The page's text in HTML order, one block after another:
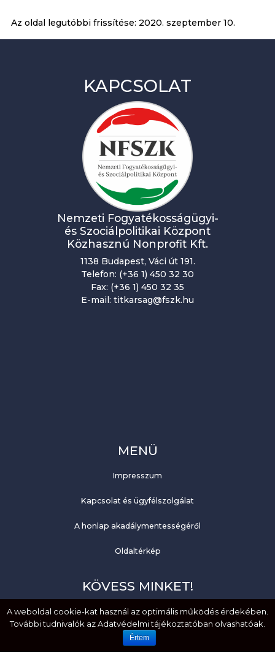
Az oldal legutóbbi frissítése: 2020. szeptember 10.
KAPCSOLAT
Nemzeti Fogyatékosságügyi-
és Szociálpolitikai Központ
Közhasznú Nonprofit Kft.
1138 Budapest, Váci út 191.
Telefon: (+36 1) 450 32 30
Fax: (+36 1) 450 32 35
E-mail: titkarsag@fszk.hu
MENÜ
Impresszum
Kapcsolat és ügyfélszolgálat
A honlap akadálymentességéről
Oldaltérkép
KÖVESS MINKET!
Facebook
YouTube
A weboldal cookie-kat használ az optimális működés érdekében.
További tudnivalók az Adatvédelmi tájékoztatóban olvashatóak.
Értem